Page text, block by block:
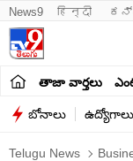
News9 हिन्दी
తాజా వార్తలు
బోనాలు ఉద్యోగాలు
Telugu News